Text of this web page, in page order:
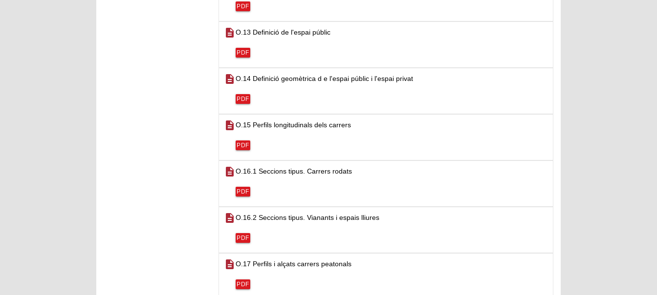
PDF
description O.13 Definició de l'espai públic
PDF
description O.14 Definició geomètrica d e l'espai públic i l'espai privat
PDF
description O.15 Perfils longitudinals dels carrers
PDF
description O.16.1 Seccions tipus. Carrers rodats
PDF
description O.16.2 Seccions tipus. Vianants i espais lliures
PDF
description O.17 Perfils i alçats carrers peatonals
PDF